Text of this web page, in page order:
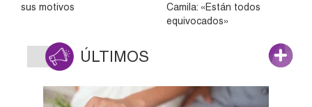
sus motivos
Camila: «Están todos
equivocados»
ÚLTIMOS